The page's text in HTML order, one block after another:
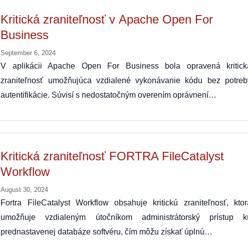
Kritická zraniteľnosť v Apache Open For
Business
September 6, 2024
V aplikácii Apache Open For Business bola opravená
zraniteľnosť umožňujúca vzdialené vykonávanie kódu bez
autentifikácie. Súvisí s nedostatočným overením oprávnení…
Kritická zraniteľnosť FORTRA FileCatalyst
Workflow
August 30, 2024
Fortra FileCatalyst Workflow obsahuje kritickú zraniteľnosť,
umožňuje vzdialeným útočníkom administrátorský prístup
prednastavenej databáze softvéru, čím môžu získať úplnú…